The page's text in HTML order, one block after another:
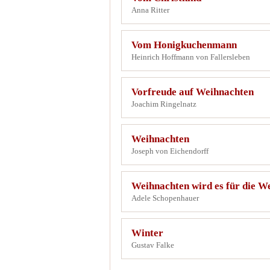
Anna Ritter
Vom Honigkuchenmann
Heinrich Hoffmann von Fallersleben
Vorfreude auf Weihnachten
Joachim Ringelnatz
Weihnachten
Joseph von Eichendorff
Weihnachten wird es für die
Adele Schopenhauer
Winter
Gustav Falke